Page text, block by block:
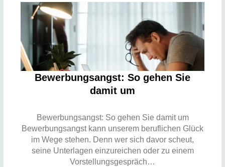
Bewerbungsangst: So gehen Sie
damit um
Bewerbungsangst: So gehen Sie damit um
Bewerbungsangst kann unserem beruflichen Glück
im Wege stehen. Denn wer sich davor scheut,
seine Unterlagen einzureichen oder zu einem
Vorstellungsgespräch…